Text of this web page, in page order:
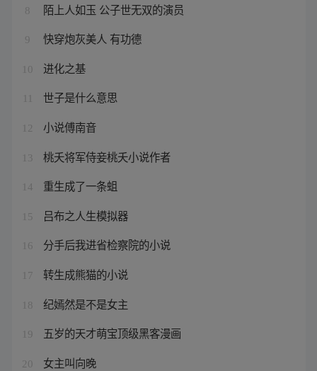
8 陌上人如玉 公子世无双的演员
9 快穿炮灰美人 有功德
10 进化之基
世子是什么意思
12 小说傅南音
13 桃夭将军侍妾桃夭小说作者
14 重生成了一条蛆
15 吕布之人生模拟器
16 分手后我进省检察院的小说
17 转生成熊猫的小说
18 纪嫣然是不是女主
19 五岁的天才萌宝顶级黑客漫画
20 女主叫向晚